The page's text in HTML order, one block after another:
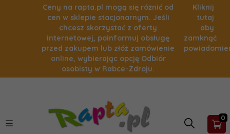
Ceny na rapta.pl mogą się różnić od
cen w sklepie stacjonarnym. Jeśli
chcesz skorzystać z oferty
internetowej, poinformuj obsługę
przed zakupem lub złóż zamówienie
online, wybierając opcję Odbiór
osobisty w Rabce-Zdroju.
Kliknij
tutaj
aby
zamknąć
0